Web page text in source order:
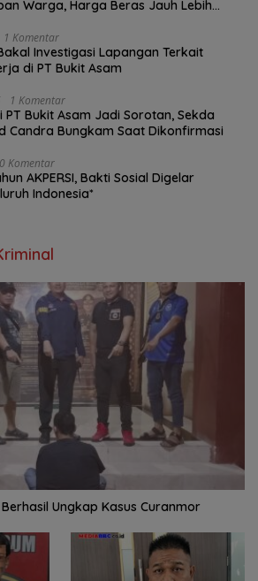
Warga, Harga Beras Jauh Lebih
1 Komentar
Investigasi Lapangan Terkait
di PT Bukit Asam
1 Komentar
PT Bukit Asam Jadi Sorotan, Sekda
Candra Bungkam Saat Dikonfirmasi
0 Komentar
AKPERSI, Bakti Sosial Digelar
Indonesia*
Ungkap Kasus Curanmor